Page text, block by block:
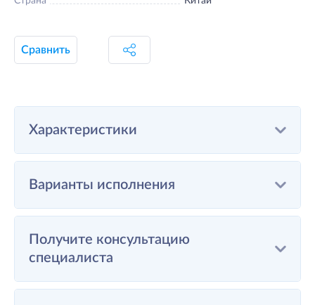
Сравнить
Характеристики
Варианты исполнения
Получите консультацию
специалиста